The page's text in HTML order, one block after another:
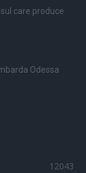
care produce
Odessa
12043